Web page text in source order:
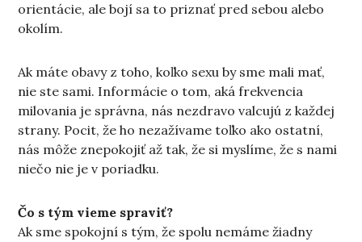
orientácie, ale bojí sa to priznať pred sebou alebo
okolím.
Ak máte obavy z toho, koľko sexu by sme mali mať,
nie ste sami. Informácie o tom, aká frekvencia
milovania je správna, nás nezdravo valcujú z každej
strany. Pocit, že ho nezažívame toľko ako ostatní,
nás môže znepokojiť až tak, že si myslíme, že s nami
niečo nie je v poriadku.
Čo s tým vieme spraviť?
Ak sme spokojní s tým, že spolu nemáme žiadny